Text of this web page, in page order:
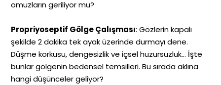
omuzların geriliyor mu?
Propriyoseptif Gölge Çalışması: Gözlerin kapalı
şekilde 2 dakika tek ayak üzerinde durmayı dene.
Düşme korkusu, dengesizlik ve içsel huzursuzluk… İşte
bunlar gölgenin bedensel temsilleri. Bu sırada aklına
hangi düşünceler geliyor?